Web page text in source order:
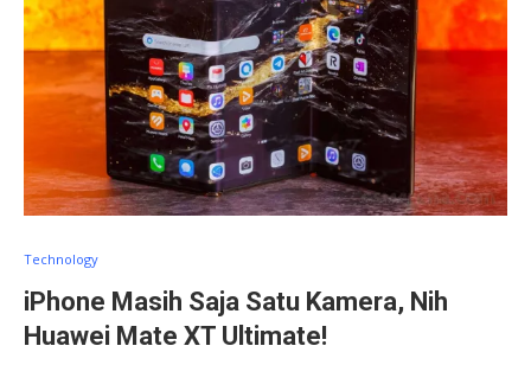
Technology
iPhone Masih Saja Satu Kamera, Nih
Huawei Mate XT Ultimate!